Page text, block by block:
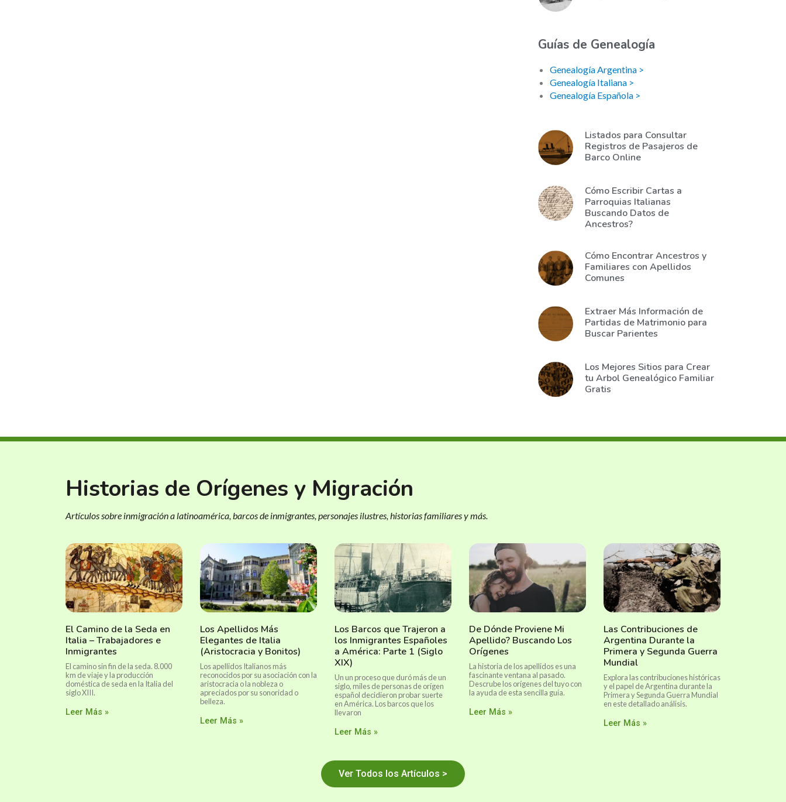
Guías de Genealogía
Genealogía Argentina >
Genealogía Italiana >
Genealogía Española >
Listados para Consultar
Registros de Pasajeros de
Barco Online
Cómo Escribir Cartas a
Parroquias Italianas
Buscando Datos de
Ancestros?
Cómo Encontrar Ancestros y
Familiares con Apellidos
Comunes
Extraer Más Información de
Partidas de Matrimonio para
Buscar Parientes
Los Mejores Sitios para Crear
tu Arbol Genealógico Familiar
Gratis
Historias de Orígenes y Migración
Artículos sobre inmigración a latinoamérica, barcos de inmigrantes, personajes ilustres, historias familiares y más.
El Camino de la Seda en
Italia – Trabajadores e
Inmigrantes
El camino sin fin de la seda. 8.000
km de viaje y la producción
doméstica de seda en la Italia del
siglo XIII.
Leer Más »
Los Apellidos Más
Elegantes de Italia
(Aristocracia y Bonitos)
Los apellidos Italianos más
reconocidos por su asociación con la
aristocracia o la nobleza o
apreciados por su sonoridad o
belleza.
Leer Más »
Los Barcos que Trajeron a
los Inmigrantes Españoles
a América: Parte 1 (Siglo
XIX)
Un un proceso que duró más de un
siglo, miles de personas de orígen
español decidieron probar suerte
en América. Los barcos que los
llevaron
Leer Más »
De Dónde Proviene Mi
Apellido? Buscando Los
Orígenes
La historia de los apellidos es una
fascinante ventana al pasado.
Descrube los orígenes del tuyo con
la ayuda de esta sencilla guía.
Leer Más »
Las Contribuciones de
Argentina Durante la
Primera y Segunda Guerra
Mundial
Explora las contribuciones históricas
y el papel de Argentina durante la
Primera y Segunda Guerra Mundial
en este detallado análisis.
Leer Más »
Ver Todos los Artículos >